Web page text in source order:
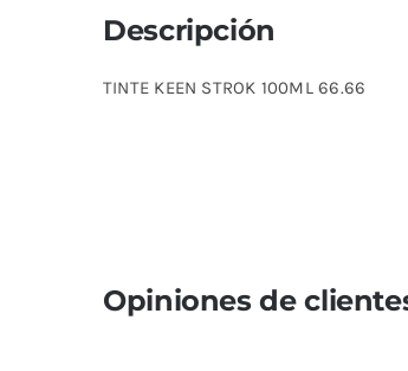
Descripción
TINTE KEEN STROK 100ML 66.66
Opiniones de